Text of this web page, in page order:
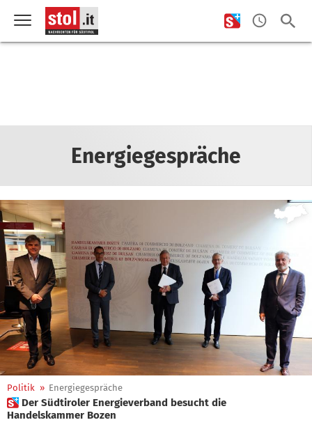
Energiegespräche
Politik » Energiegespräche
 Der Südtiroler Energieverband besucht die
Handelskammer Bozen